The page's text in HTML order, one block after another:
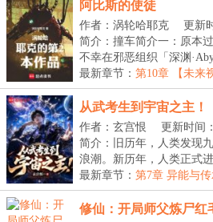
阿比斯的使徒
作者：涡轮哈耶克
更新
简介：撞车简介一：原本
不幸在邪恶组织「深渊
掠...
最新章节： 第10章 【未来
从武考生到宇宙之主！
作者：玄宫恨
更新时间
简介：旧历年，人类发现
浪潮。新历年，人类正式
百...
最新章节： 第7章 异能与
修仙：开局师父炼尸红